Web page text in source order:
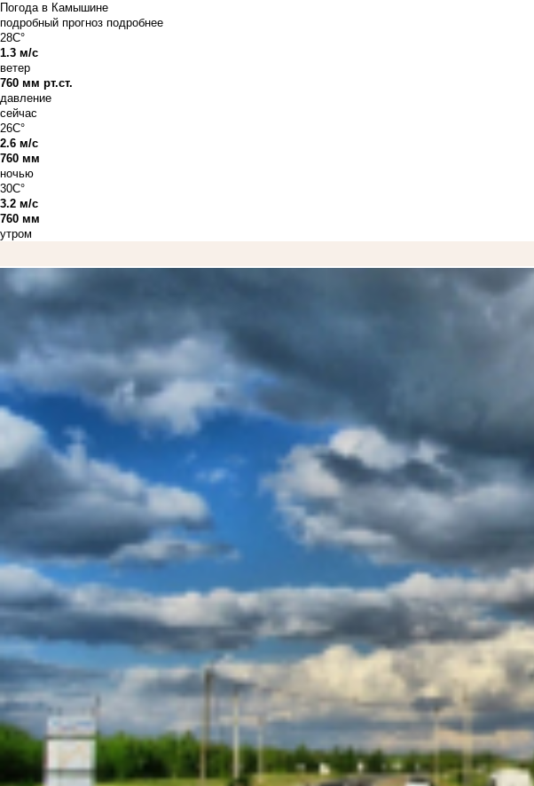
Погода в Камышине
подробный прогноз подробнее
28C°
1.3 м/с
ветер
760 мм рт.ст.
давление
сейчас
26C°
2.6 м/с
760 мм
ночью
30C°
3.2 м/с
760 мм
утром